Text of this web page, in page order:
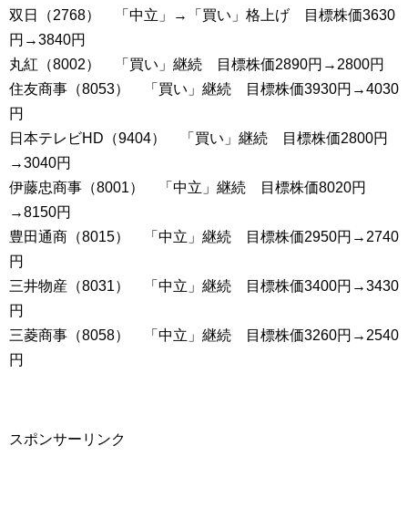
双日（2768） 「中立」→「買い」格上げ 目標株価3630
円→3840円
丸紅（8002） 「買い」継続 目標株価2890円→2800円
住友商事（8053） 「買い」継続 目標株価3930円→4030
円
日本テレビHD（9404） 「買い」継続 目標株価2800円
→3040円
伊藤忠商事（8001） 「中立」継続 目標株価8020円
→8150円
豊田通商（8015） 「中立」継続 目標株価2950円→2740
円
三井物産（8031） 「中立」継続 目標株価3400円→3430
円
三菱商事（8058） 「中立」継続 目標株価3260円→2540
円
スポンサーリンク